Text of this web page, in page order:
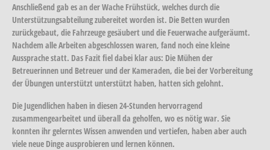
Anschließend gab es an der Wache Frühstück, welches durch die
Unterstützungsabteilung zubereitet worden ist. Die Betten wurden
zurückgebaut, die Fahrzeuge gesäubert und die Feuerwache aufgeräumt.
Nachdem alle Arbeiten abgeschlossen waren, fand noch eine kleine
Aussprache statt. Das Fazit fiel dabei klar aus: Die Mühen der
Betreuerinnen und Betreuer und der Kameraden, die bei der Vorbereitung
der Übungen unterstützt unterstützt haben, hatten sich gelohnt.
Die Jugendlichen haben in diesen 24-Stunden hervorragend
zusammengearbeitet und überall da geholfen, wo es nötig war. Sie
konnten ihr gelerntes Wissen anwenden und vertiefen, haben aber auch
viele neue Dinge ausprobieren und lernen können.